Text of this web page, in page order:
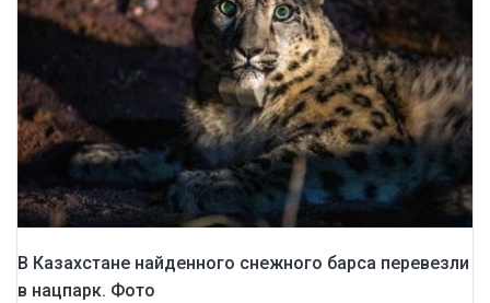
В Казахстане найденного снежного барса перевезли
в нацпарк. Фото